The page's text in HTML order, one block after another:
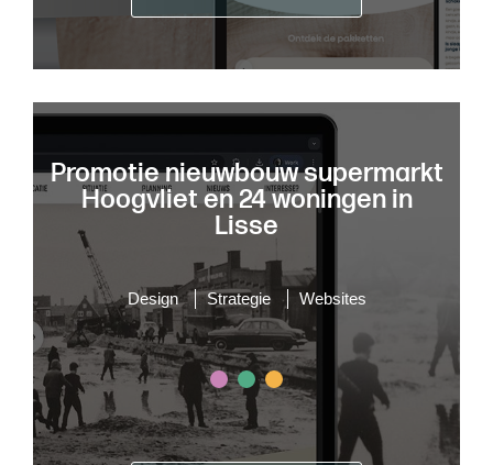
Promotie nieuwbouw supermarkt
Hoogvliet en 24 woningen in
Lisse
Design Strategie Websites